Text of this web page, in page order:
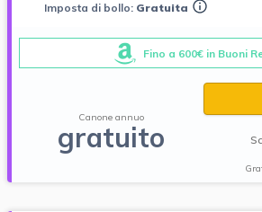
Imposta di bollo: Gratuita
Fino a 600€ in Buoni
Canone annuo
gratuito